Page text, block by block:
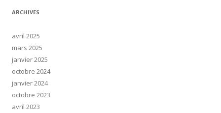
ARCHIVES
avril 2025
mars 2025
janvier 2025
octobre 2024
janvier 2024
octobre 2023
avril 2023